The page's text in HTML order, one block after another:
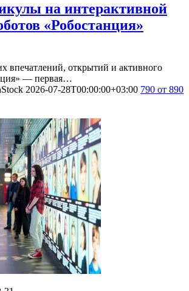
на интерактивной
«Робостанция»
впечатлений, открытий и активного
— первая…
2026-07-28T00:00:00+03:00 790 от 890